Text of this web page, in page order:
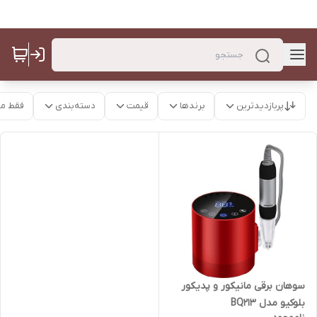
پربازدیدترین برندها قیمت دسته‌بندی فقط
سوهان برقی مانیکور و پدیکور
بلوکیو مدل BQ213